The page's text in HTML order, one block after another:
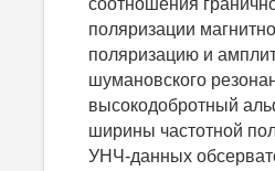
соотношения
поляризации
поляризацию и
шумановского
высокодобротный
ширины частотной
УНЧ-данных